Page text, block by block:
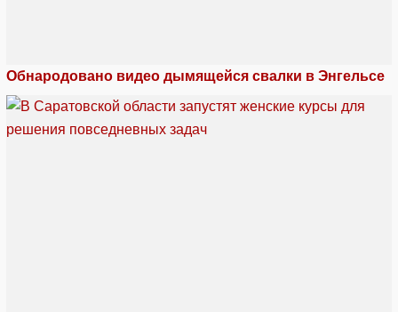
Обнародовано видео дымящейся свалки в Энгельсе